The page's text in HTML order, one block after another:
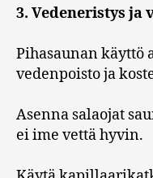
3. Vedeneristys ja
Pihasaunan käyttö
vedenpoisto ja
Asenna salaojat
ei ime vettä hyvin.